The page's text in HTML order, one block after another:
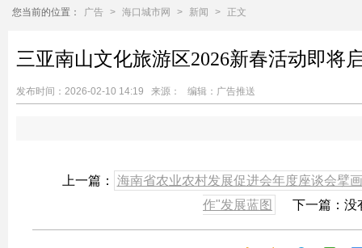
您当前的位置： 广告 > 海口城市网 > 新闻 > 正文
三亚南山文化旅游区2026新春活动即将
发布时间：2026-02-10 14:19 来源： 编辑：广告推送
上一篇：
海南省农业农村发展促进会年度座谈会擘
作"发展蓝图
下一篇：没